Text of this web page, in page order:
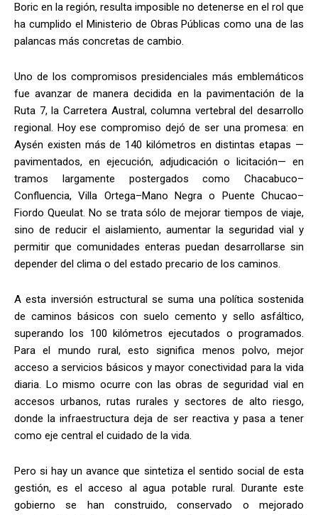
Boric en la región, resulta imposible no detenerse en el rol que
ha cumplido el Ministerio de Obras Públicas como una de las
palancas más concretas de cambio.
Uno de los compromisos presidenciales más emblemáticos
fue avanzar de manera decidida en la pavimentación de la
Ruta 7, la Carretera Austral, columna vertebral del desarrollo
regional. Hoy ese compromiso dejó de ser una promesa: en
Aysén existen más de 140 kilómetros en distintas etapas —
pavimentados, en ejecución, adjudicación o licitación— en
tramos largamente postergados como Chacabuco–
Confluencia, Villa Ortega–Mano Negra o Puente Chucao–
Fiordo Queulat. No se trata sólo de mejorar tiempos de viaje,
sino de reducir el aislamiento, aumentar la seguridad vial y
permitir que comunidades enteras puedan desarrollarse sin
depender del clima o del estado precario de los caminos.
A esta inversión estructural se suma una política sostenida
de caminos básicos con suelo cemento y sello asfáltico,
superando los 100 kilómetros ejecutados o programados.
Para el mundo rural, esto significa menos polvo, mejor
acceso a servicios básicos y mayor conectividad para la vida
diaria. Lo mismo ocurre con las obras de seguridad vial en
accesos urbanos, rutas rurales y sectores de alto riesgo,
donde la infraestructura deja de ser reactiva y pasa a tener
como eje central el cuidado de la vida.
Pero si hay un avance que sintetiza el sentido social de esta
gestión, es el acceso al agua potable rural. Durante este
gobierno se han construido, conservado o mejorado